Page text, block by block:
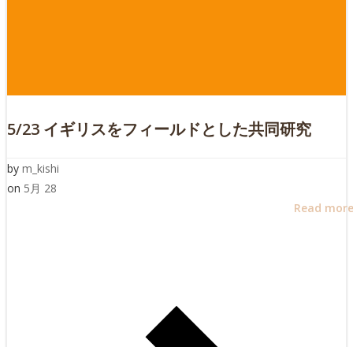
5/23 イギリスをフィールドとした共同研究
by m_kishi
on 5月 28
Read more